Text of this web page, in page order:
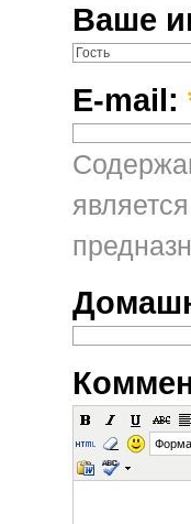
Ваше
E-mail: